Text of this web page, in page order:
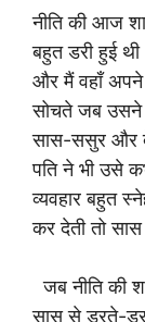
नीति की आज
बहुत डरी हुई
और मैं वहाँ अपने
सोचते जब उसने
सास-ससुर और
पति ने भी उसे
व्यवहार बहुत
कर देती तो
जब नीति की
सास से डरते-